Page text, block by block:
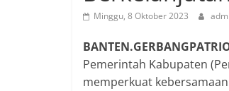
Minggu, 8 Oktober 2023
Pemerintah Kabupaten
memperkuat